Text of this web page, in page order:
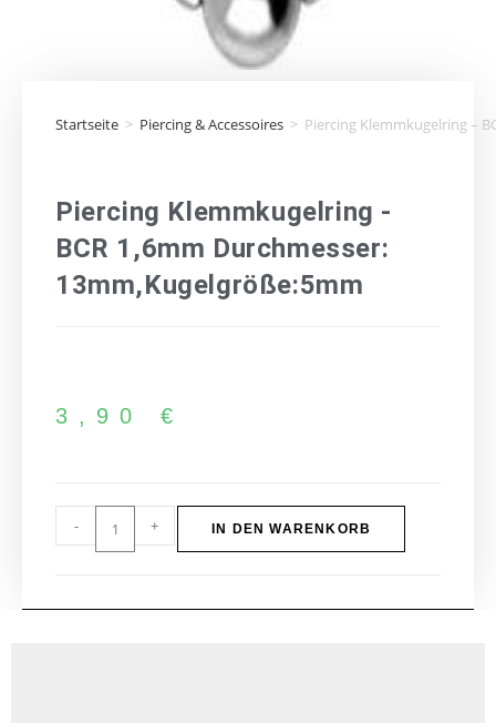
Startseite > Piercing & Accessoires > Piercing Klemmkugelring –
Piercing Klemmkugelring -
BCR 1,6mm Durchmesser:
13mm,Kugelgröße:5mm
3,90 €
- + IN DEN WARENKORB